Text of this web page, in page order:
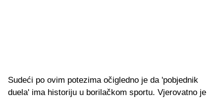
Sudeći po ovim potezima očigledno je da 'pobjednik
duela' ima historiju u borilačkom sportu. Vjerovatno je